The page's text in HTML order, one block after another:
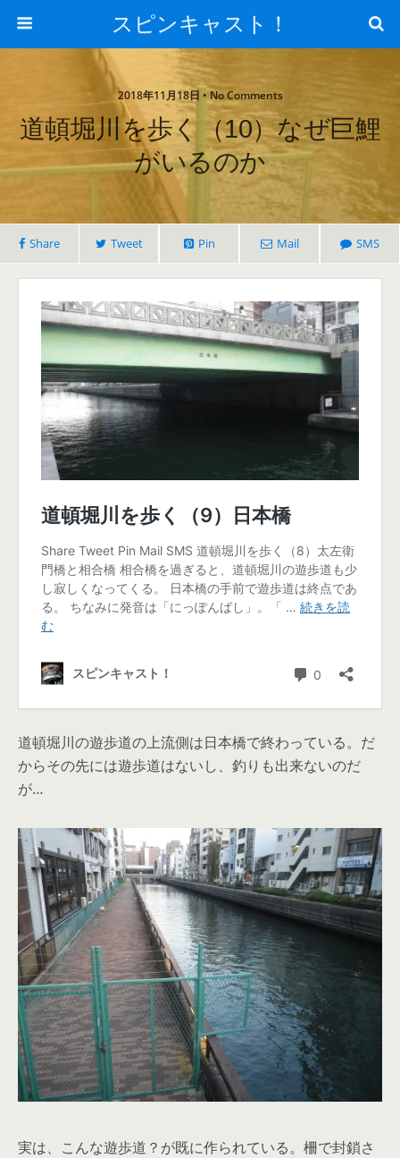
スピンキャスト！
2018年11月18日 • No Comments
道頓堀川を歩く（10）なぜ巨鯉
がいるのか
Share Tweet Pin Mail SMS
道頓堀川の遊歩道の上流側は日本橋で終わっている。だ
からその先には遊歩道はないし、釣りも出来ないのだ
が…
実は、こんな遊歩道？が既に作られている。柵で封鎖さ